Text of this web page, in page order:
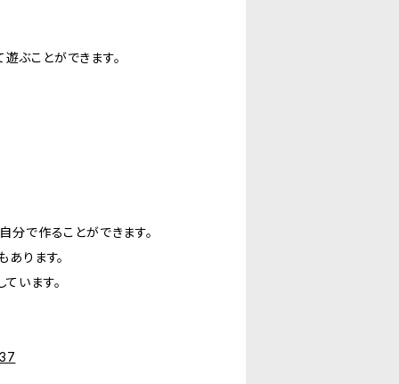
ぶことができます。
分で作ることができます。
ります。
います。